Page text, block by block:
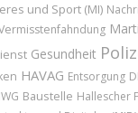
und Sport (MI)
Gesundheit
HAVAG Entsorgung
Baustelle Hallescher